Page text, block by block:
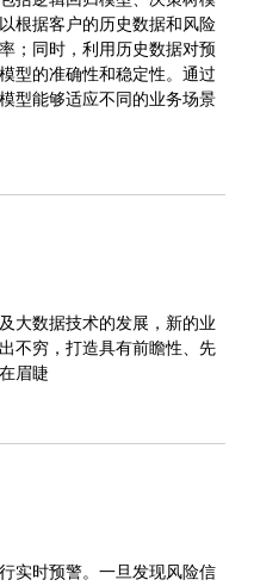
根据客户的历史数据和风险
；同时，利用历史数据对预
型的准确性和稳定性。通过
型能够适应不同的业务场景
大数据技术的发展，新的业
不穷，打造具有前瞻性、先
眉睫
实时预警。一旦发现风险信